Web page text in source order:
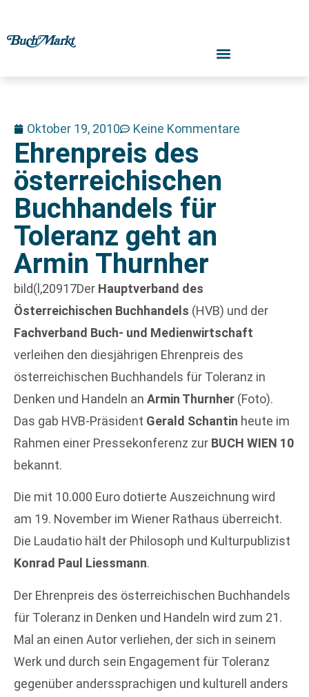
Oktober 19, 2010 Keine Kommentare
Ehrenpreis des
österreichischen
Buchhandels für
Toleranz geht an
Armin Thurnher
bild(l,20917Der Hauptverband des
Österreichischen Buchhandels (HVB) und der
Fachverband Buch- und Medienwirtschaft
verleihen den diesjährigen Ehrenpreis des
österreichischen Buchhandels für Toleranz in
Denken und Handeln an Armin Thurnher (Foto).
Das gab HVB-Präsident Gerald Schantin heute im
Rahmen einer Pressekonferenz zur BUCH WIEN 10
bekannt.
Die mit 10.000 Euro dotierte Auszeichnung wird
am 19. November im Wiener Rathaus überreicht.
Die Laudatio hält der Philosoph und Kulturpublizist
Konrad Paul Liessmann.
Der Ehrenpreis des österreichischen Buchhandels
für Toleranz in Denken und Handeln wird zum 21.
Mal an einen Autor verliehen, der sich in seinem
Werk und durch sein Engagement für Toleranz
gegenüber anderssprachigen und kulturell anders